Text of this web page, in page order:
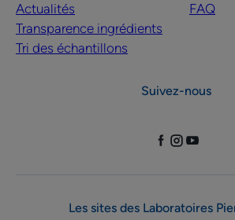
Actualités
Transparence ingrédients
Tri des échantillons
FAQ
Suivez-nous
Les sites des Laboratoires